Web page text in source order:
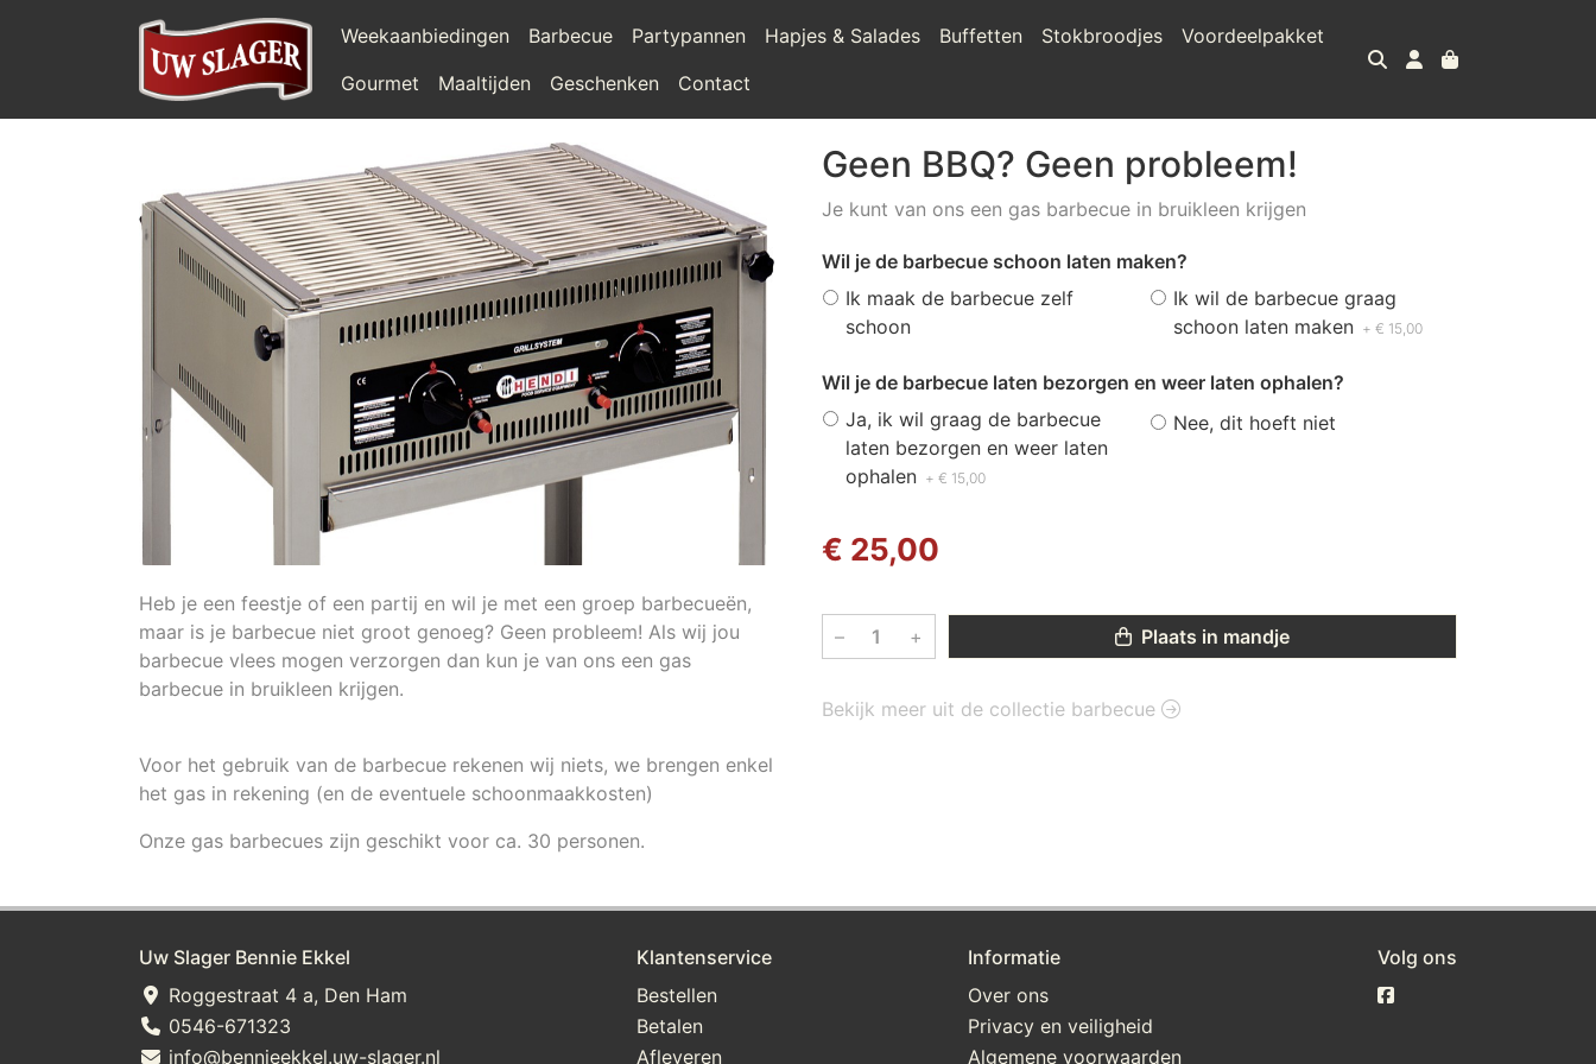
Weekaanbiedingen Barbecue Partypannen Hapjes & Salades Buffetten Stokbroodjes
Voordeelpakket
Gourmet
Maaltijden Geschenken Contact
Heb je een feestje of een partij en wil je met een groep barbecueën,
maar is je barbecue niet groot genoeg? Geen probleem! Als wij jou
barbecue vlees mogen verzorgen dan kun je van ons een gas
barbecue in bruikleen krijgen.
Voor het gebruik van de barbecue rekenen wij niets, we brengen enkel
het gas in rekening (en de eventuele schoonmaakkosten)
Onze gas barbecues zijn geschikt voor ca. 30 personen.
Geen BBQ? Geen probleem!
Je kunt van ons een gas barbecue in bruikleen krijgen
Wil je de barbecue schoon laten maken?
Ik maak de barbecue zelf
schoon
Ik wil de barbecue graag
schoon laten maken + € 15,00
Wil je de barbecue laten bezorgen en weer laten ophalen?
Ja, ik wil graag de barbecue
laten bezorgen en weer laten
ophalen + € 15,00
Nee, dit hoeft niet
€ 25,00
– + Plaats in mandje
Bekijk meer uit de collectie barbecue
Uw Slager Bennie Ekkel
Roggestraat 4 a, Den Ham
0546-671323
info@bennieekkel.uw-slager.nl
Klantenservice
Bestellen
Betalen
Afleveren
Informatie
Over ons
Privacy en veiligheid
Algemene voorwaarden
Volg ons